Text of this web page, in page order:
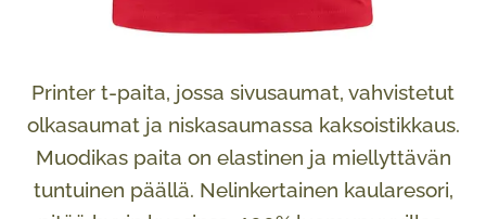
Printer t-paita, jossa sivusaumat, vahvistetut
olkasaumat ja niskasaumassa kaksoistikkaus.
Muodikas paita on elastinen ja miellyttävän
tuntuinen päällä. Nelinkertainen kaularesori,